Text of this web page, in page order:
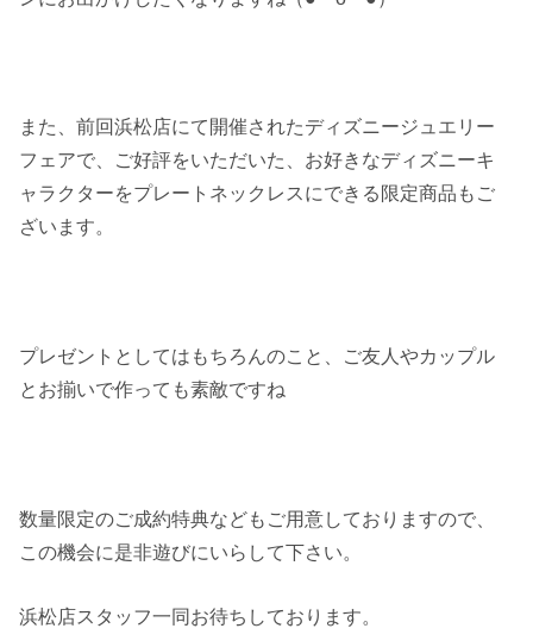
また、前回浜松店にて開催されたディズニージュエリー
フェアで、ご好評をいただいた、お好きなディズニーキ
ャラクターをプレートネックレスにできる限定商品もご
ざいます。
プレゼントとしてはもちろんのこと、ご友人やカップル
とお揃いで作っても素敵ですね
数量限定のご成約特典などもご用意しておりますので、
この機会に是非遊びにいらして下さい。
浜松店スタッフ一同お待ちしております。